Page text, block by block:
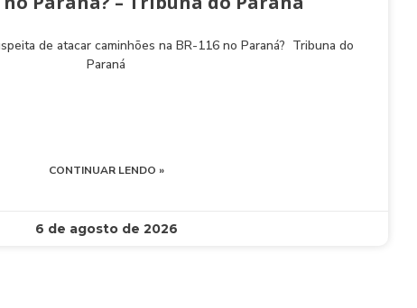
de atacar caminhões na BR-116 no Paraná? Tribuna do
Paraná
CONTINUAR LENDO »
6 de agosto de 2026